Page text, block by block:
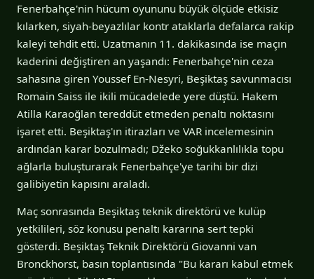
Fenerbahçe'nin hücum oyununu büyük ölçüde etkisiz
kılarken, siyah-beyazlılar kontr ataklarla defalarca rakip
kaleyi tehdit etti. Uzatmanın 11. dakikasında ise maçın
kaderini değiştiren an yaşandı: Fenerbahçe'nin ceza
sahasına giren Youssef En-Nesyri, Beşiktaş savunmacısı
Romain Saiss ile ikili mücadelede yere düştü. Hakem
Atilla Karaoğlan tereddüt etmeden penaltı noktasını
işaret etti. Beşiktaş'ın itirazları ve VAR incelemesinin
ardından karar bozulmadı; Džeko soğukkanlılıkla topu
ağlarla buluşturarak Fenerbahçe'ye tarihi bir dizi
galibiyetin kapısını araladı.
Maç sonrasında Beşiktaş teknik direktörü ve kulüp
yetkilileri, söz konusu penaltı kararına sert tepki
gösterdi. Beşiktaş Teknik Direktörü Giovanni van
Bronckhorst, basın toplantısında "Bu kararı kabul etmek